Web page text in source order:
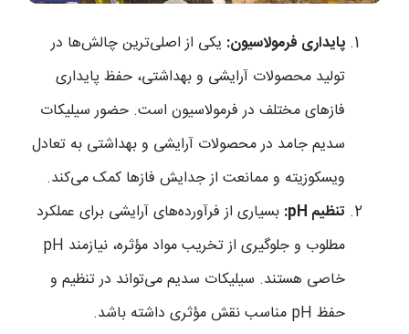
پایداری فرمولاسیون: یکی از اصلی‌ترین چالش‌ها در
تولید محصولات آرایشی و بهداشتی، حفظ پایداری
فازهای مختلف در فرمولاسیون است. حضور سیلیکات
سدیم جامد در محصولات آرایشی و بهداشتی به تعادل
ویسکوزیته و ممانعت از جدایش فازها کمک می‌کند.
تنظیم pH:
بسیاری از فرآورده‌های آرایشی برای عملکرد
مطلوب و جلوگیری از تخریب مواد مؤثره، نیازمند pH
خاصی هستند. سیلیکات سدیم می‌تواند در تنظیم و
حفظ pH مناسب نقش مؤثری داشته باشد.